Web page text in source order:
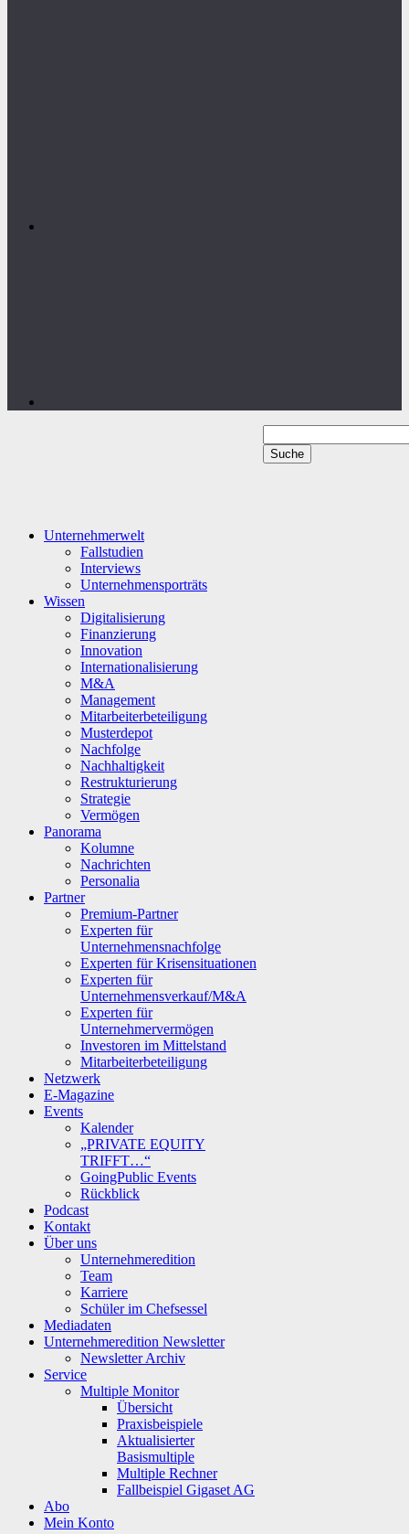
Unternehmerwelt
Fallstudien
Interviews
Unternehmensporträts
Wissen
Digitalisierung
Finanzierung
Innovation
Internationalisierung
M&A
Management
Mitarbeiterbeteiligung
Musterdepot
Nachfolge
Nachhaltigkeit
Restrukturierung
Strategie
Vermögen
Panorama
Kolumne
Nachrichten
Personalia
Partner
Premium-Partner
Experten für
Unternehmensnachfolge
Experten für Krisensituationen
Experten für
Unternehmensverkauf/M&A
Experten für
Unternehmervermögen
Investoren im Mittelstand
Mitarbeiterbeteiligung
Netzwerk
E-Magazine
Events
Kalender
„PRIVATE EQUITY
TRIFFT…“
GoingPublic Events
Rückblick
Podcast
Kontakt
Über uns
Unternehmeredition
Team
Karriere
Schüler im Chefsessel
Mediadaten
Unternehmeredition Newsletter
Newsletter Archiv
Service
Multiple Monitor
Übersicht
Praxisbeispiele
Aktualisierter
Basismultiple
Multiple Rechner
Fallbeispiel Gigaset AG
Abo
Mein Konto